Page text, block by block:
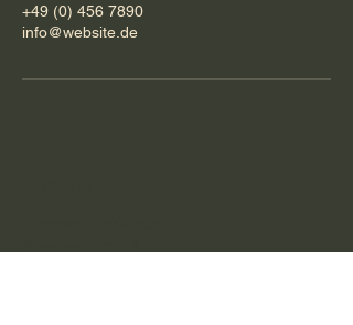
+49 (0) 456 7890
info@website.de